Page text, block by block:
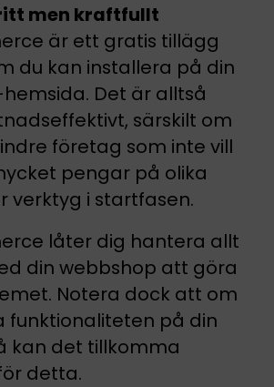
men kraftfullt
är ett gratis tillägg
du kan installera på din
Det är alltså
särskilt om
företag som inte vill
pengar på olika
verktyg i startfasen.
låter dig hantera allt
din webbshop att göra
Notera dock att om
funktionaliteten på din
kan det tillkomma
detta.